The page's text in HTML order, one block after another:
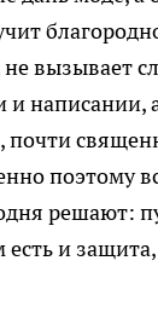
вызывает
написании,
почти
поэтому
решают:
и